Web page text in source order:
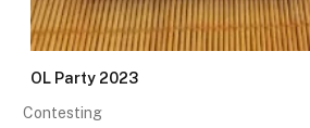
OL Party 2023
Contesting